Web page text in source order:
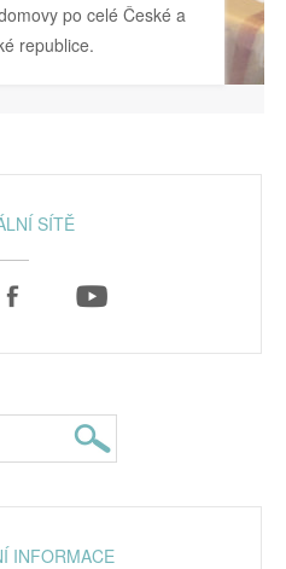
po celé České a
republice.
SÍTĚ
INFORMACE